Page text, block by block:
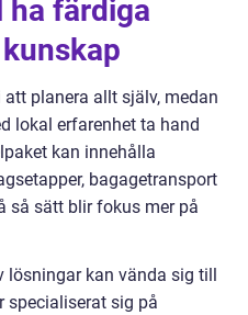
ha färdiga
planera allt själv, medan
lokal erfarenhet ta hand
kan innehålla
bagagetransport
så sätt blir fokus mer på
lösningar kan vända sig till
specialiserat sig på